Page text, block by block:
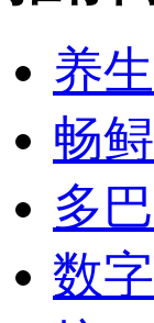
养
畅
多
数